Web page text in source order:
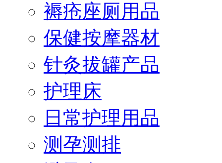
褥疮座厕用品
保健按摩器材
针灸拔罐产品
护理床
日常护理用品
测孕测排